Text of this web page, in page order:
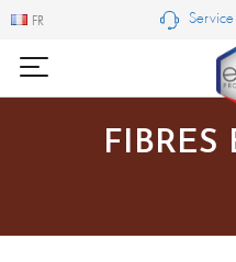
FR
FR
FIBRES